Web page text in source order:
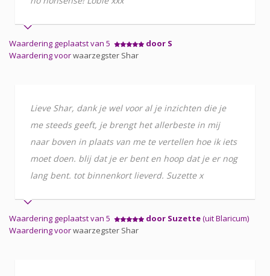
Waardering geplaatst van 5
door S
Waardering voorwaarzegster Shar
Lieve Shar, dank je wel voor al je inzichten die je
me steeds geeft, je brengt het allerbeste in mij
naar boven in plaats van me te vertellen hoe ik iets
moet doen. blij dat je er bent en hoop dat je er nog
lang bent. tot binnenkort lieverd. Suzette x
Waardering geplaatst van 5 door Suzette(uit Blaricum)
Waardering voorwaarzegster Shar